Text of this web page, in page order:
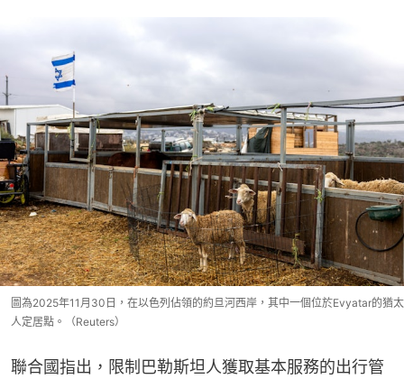
圖為2025年11月30日，在以色列佔領的約旦河西岸，其中一個位於Evyatar的猶太
人定居點。（Reuters）
聯合國指出，限制巴勒斯坦人獲取基本服務的出行管